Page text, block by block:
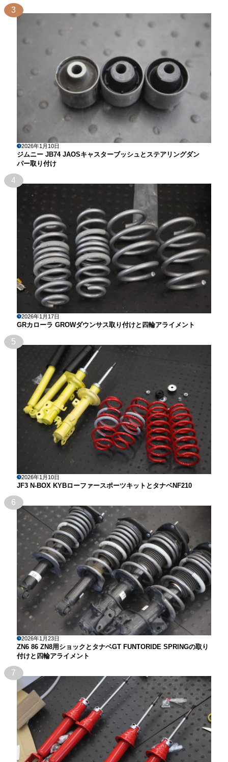
3
2026年1月10日
ジムニー JB74 JAOSキャスターブッシュとステアリングダン
パー取り付け
4
2026年1月17日
GRカローラ GROWダウンサス取り付けと四輪アライメント
5
2026年1月10日
JF3 N-BOX KYBローファースポーツキットとタナベNF210
6
2026年1月23日
ZN6 86 ZN8用ショックとタナベGT FUNTORIDE SPRINGの取り
付けと四輪アライメント
7